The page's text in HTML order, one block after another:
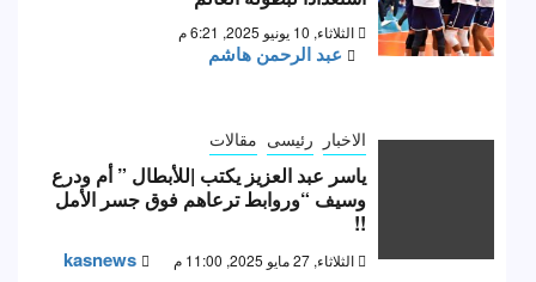
الثلاثاء, 10 يونيو 2025, 6:21 م
عبد الرحمن هاشم
الاخبار رئيسى مقالات
ياسر عبد العزيز يكتب |للأبطال ” أم ودرع
وسيف “وروابط ترعاهم فوق جسر الأمل
!!
الثلاثاء, 27 مايو 2025, 11:00 م kasnews